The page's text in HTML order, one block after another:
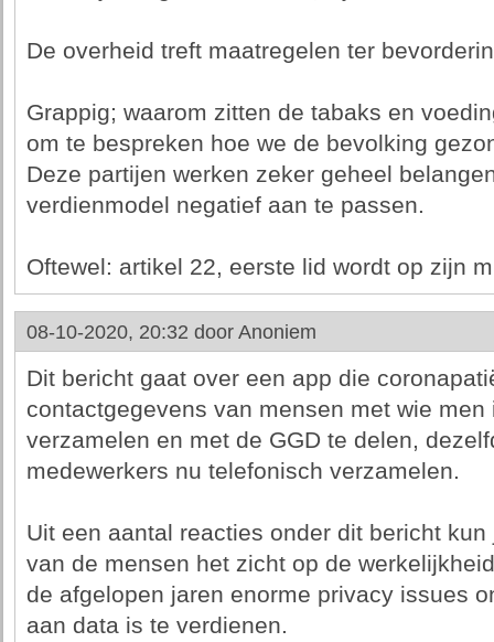
De overheid treft maatregelen ter
Grappig; waarom zitten de tabaks en
om te bespreken hoe we de bevolking
Deze partijen werken zeker geheel
verdienmodel negatief aan te passen.
Oftewel: artikel 22, eerste lid wordt op zijn
08-10-2020, 20:32 door Anoniem
Dit bericht gaat over een app die
contactgegevens van mensen met wie
verzamelen en met de GGD te delen,
medewerkers nu telefonisch verzamelen.
Uit een aantal reacties onder dit bericht
van de mensen het zicht op de
de afgelopen jaren enorme privacy issues
aan data is te verdienen.